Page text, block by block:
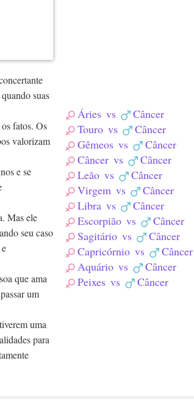
suas
fatos. Os
valorizam
e se
Mas ele
seu caso
que ama
um
uma
para
Áries vs
Câncer
Touro vs
Câncer
Gêmeos vs
Câncer
Câncer vs
Câncer
Leão vs
Câncer
Virgem vs
Câncer
Libra vs
Câncer
Escorpião vs
Câncer
Sagitário vs
Câncer
Capricórnio vs
Câncer
Aquário vs
Câncer
Peixes vs Câncer